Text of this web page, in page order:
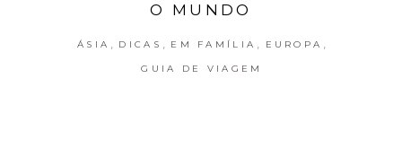
O MUNDO
ÁSIA , DICAS , EM FAMÍLIA , EUROPA ,
GUIA DE VIAGEM